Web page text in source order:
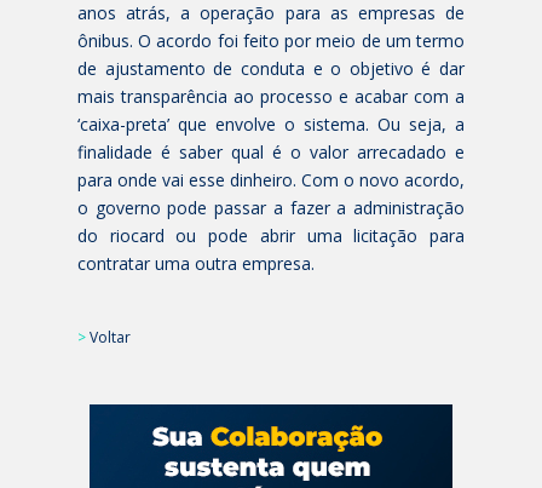
anos atrás, a operação para as empresas de
ônibus. O acordo foi feito por meio de um termo
de ajustamento de conduta e o objetivo é dar
mais transparência ao processo e acabar com a
‘caixa-preta’ que envolve o sistema. Ou seja, a
finalidade é saber qual é o valor arrecadado e
para onde vai esse dinheiro. Com o novo acordo,
o governo pode passar a fazer a administração
do riocard ou pode abrir uma licitação para
contratar uma outra empresa.
>Voltar